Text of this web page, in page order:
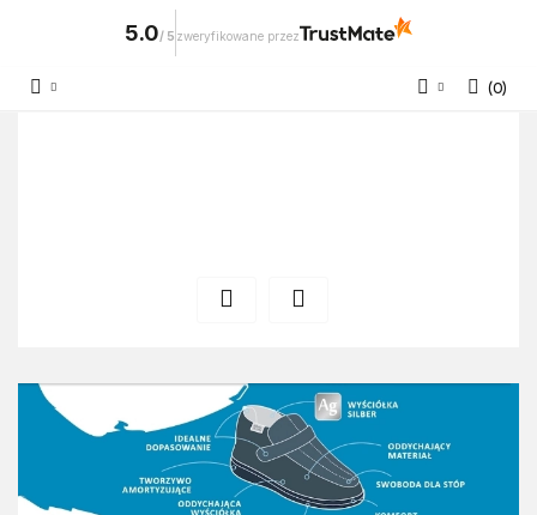
5.0/ 5 zweryfikowane przez
(0)